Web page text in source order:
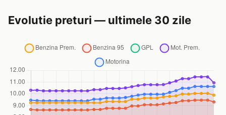
Evolutie preturi — ultimele 30 zile